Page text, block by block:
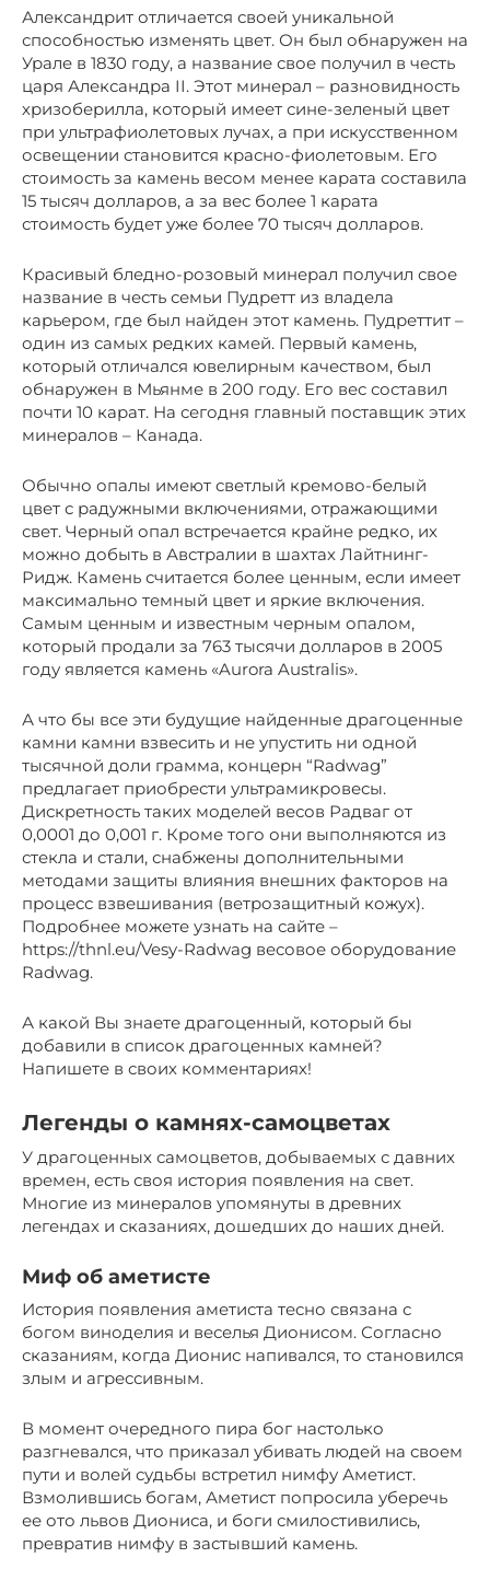
Александрит отличается своей уникальной
способностью изменять цвет. Он был обнаружен на
Урале в 1830 году, а название свое получил в честь
царя Александра II. Этот минерал – разновидность
хризоберилла, который имеет сине-зеленый цвет
при ультрафиолетовых лучах, а при искусственном
освещении становится красно-фиолетовым. Его
стоимость за камень весом менее карата составила
15 тысяч долларов, а за вес более 1 карата
стоимость будет уже более 70 тысяч долларов.
Красивый бледно-розовый минерал получил свое
название в честь семьи Пудретт из владела
карьером, где был найден этот камень. Пудреттит –
один из самых редких камей. Первый камень,
который отличался ювелирным качеством, был
обнаружен в Мьянме в 200 году. Его вес составил
почти 10 карат. На сегодня главный поставщик этих
минералов – Канада.
Обычно опалы имеют светлый кремово-белый
цвет с радужными включениями, отражающими
свет. Черный опал встречается крайне редко, их
можно добыть в Австралии в шахтах Лайтнинг-
Ридж. Камень считается более ценным, если имеет
максимально темный цвет и яркие включения.
Самым ценным и известным черным опалом,
который продали за 763 тысячи долларов в 2005
году является камень «Aurora Australis».
А что бы все эти будущие найденные драгоценные
камни камни взвесить и не упустить ни одной
тысячной доли грамма, концерн “Radwag”
предлагает приобрести ультрамикровесы.
Дискретность таких моделей весов Радваг от
0,0001 до 0,001 г. Кроме того они выполняются из
стекла и стали, снабжены дополнительными
методами защиты влияния внешних факторов на
процесс взвешивания (ветрозащитный кожух).
Подробнее можете узнать на сайте –
https://thnl.eu/Vesy-Radwag весовое оборудование
Radwag.
А какой Вы знаете драгоценный, который бы
добавили в список драгоценных камней?
Напишете в своих комментариях!
Легенды о камнях-самоцветах
У драгоценных самоцветов, добываемых с давних
времен, есть своя история появления на свет.
Многие из минералов упомянуты в древних
легендах и сказаниях, дошедших до наших дней.
Миф об аметисте
История появления аметиста тесно связана с
богом виноделия и веселья Дионисом. Согласно
сказаниям, когда Дионис напивался, то становился
злым и агрессивным.
В момент очередного пира бог настолько
разгневался, что приказал убивать людей на своем
пути и волей судьбы встретил нимфу Аметист.
Взмолившись богам, Аметист попросила уберечь
ее ото львов Диониса, и боги смилостивились,
превратив нимфу в застывший камень.